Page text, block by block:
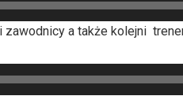
a także kolejni